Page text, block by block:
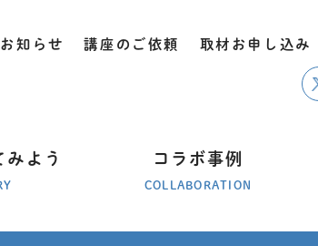
みよう コラボ事例
COLLABORATION
お知らせ 講座のご依頼 取材お申し込み